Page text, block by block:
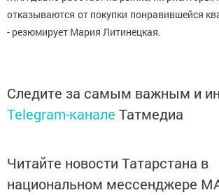
отказываются от покупки понравившейся
- резюмирует Мария Литинецкая.
Следите за самым важным и
Telegram-канале Татмедиа
Читайте новости Татарстана в
национальном мессенджере